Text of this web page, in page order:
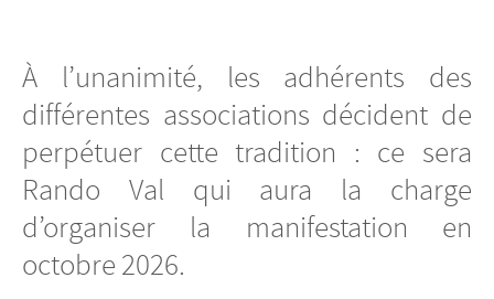
À l’unanimité, les adhérents des
différentes associations décident de
perpétuer cette tradition : ce sera
Rando Val qui aura la charge
d’organiser la manifestation en
octobre 2026.